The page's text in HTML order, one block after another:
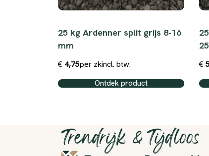
25 kg Ardenner split grijs 8-16
mm
€ 4,75per zkincl. btw.
Ontdek product
€